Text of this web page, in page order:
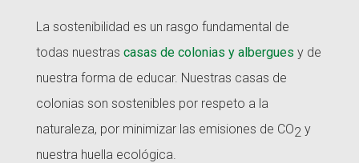
La sostenibilidad es un rasgo fundamental de
todas nuestras casas de colonias y albergues y de
nuestra forma de educar. Nuestras casas de
colonias son sostenibles por respeto a la
naturaleza, por minimizar las emisiones de CO2 y
nuestra huella ecológica.